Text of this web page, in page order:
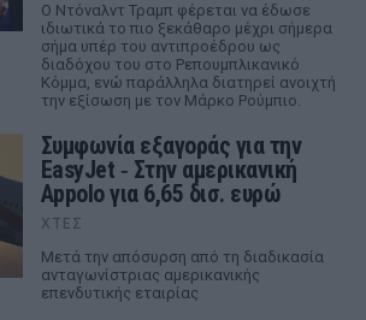
Ο Ντόναλντ Τραμπ φέρεται να έδωσε
ιδιωτικά το πιο ξεκάθαρο μέχρι σήμερα
σήμα υπέρ του αντιπροέδρου ως
διαδόχου του στο Ρεπουμπλικανικό
Κόμμα, ενώ παράλληλα διατηρεί ανοιχτή
την εξίσωση με τον Μάρκο Ρούμπιο.
Συμφωνία εξαγοράς για την
EasyJet ‑ Στην αμερικανική
Appolo για 6,65 δισ. ευρώ
ΧΤΕΣ
Μετά την απόσυρση από τη διαδικασία
ανταγωνίστριας αμερικανικής
επενδυτικής εταιρίας